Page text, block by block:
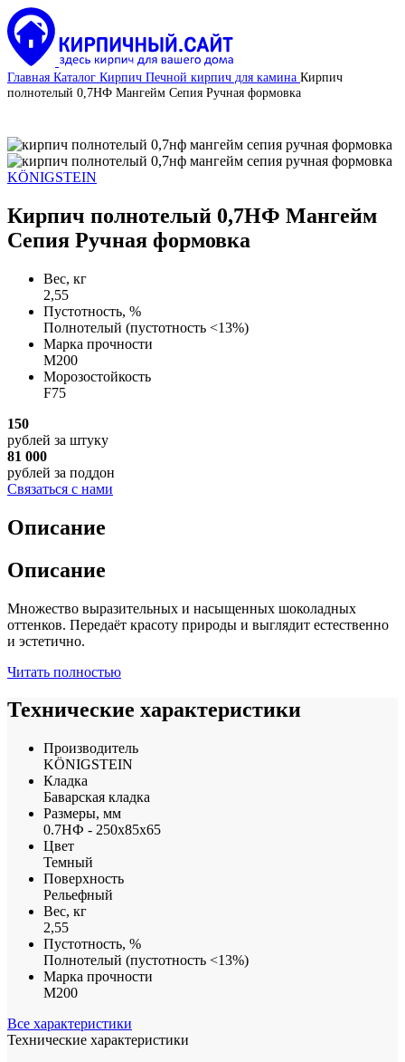
Главная Каталог Кирпич Печной кирпич для камина Кирпич
полнотелый 0,7НФ Мангейм Сепия Ручная формовка
KÖNIGSTEIN
Кирпич полнотелый 0,7НФ Мангейм
Сепия Ручная формовка
Вес, кг
2,55
Пустотность, %
Полнотелый (пустотность <13%)
Марка прочности
М200
Морозостойкость
F75
150
рублей за штуку
81 000
рублей за поддон
Связаться с нами
Описание
Описание
Множество выразительных и насыщенных шоколадных
оттенков. Передаёт красоту природы и выглядит естественно
и эстетично.
Читать полностью
Технические характеристики
Производитель
KÖNIGSTEIN
Кладка
Баварская кладка
Размеры, мм
0.7НФ - 250х85х65
Цвет
Темный
Поверхность
Рельефный
Вес, кг
2,55
Пустотность, %
Полнотелый (пустотность <13%)
Марка прочности
М200
Все характеристики
Технические характеристики